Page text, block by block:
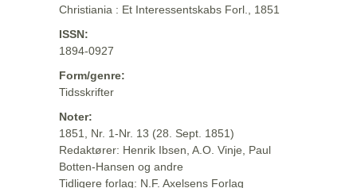
Christiania : Et Interessentskabs Forl., 1851
ISSN:
1894-0927
Form/genre:
Tidsskrifter
Noter:
1851, Nr. 1-Nr. 13 (28. Sept. 1851)
Redaktører: Henrik Ibsen, A.O. Vinje, Paul
Botten-Hansen og andre
Tidligere forlag: N.F. Axelsens Forlag